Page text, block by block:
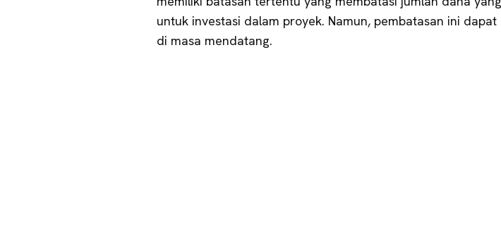
untuk investasi dalam proyek. Namun, pembatasan ini
di masa mendatang.